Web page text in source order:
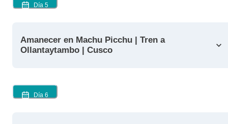
Día 5
Amanecer en Machu Picchu | Tren a
Ollantaytambo | Cusco
Día 6